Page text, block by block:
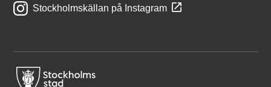
Stockholmskällan på Instagram